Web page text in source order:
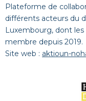
Plateforme de
différents acteurs du
Luxembourg, dont
membre depuis 2019.
Site web : aktioun-